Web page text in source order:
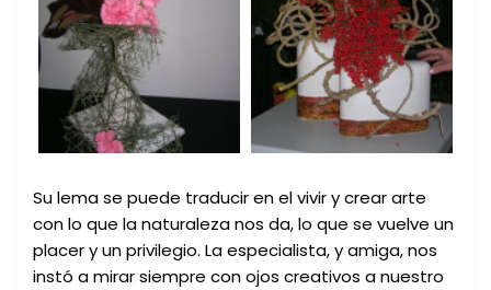
Su lema se puede traducir en el vivir y crear arte
con lo que la naturaleza nos da, lo que se vuelve un
placer y un privilegio. La especialista, y amiga, nos
instó a mirar siempre con ojos creativos a nuestro